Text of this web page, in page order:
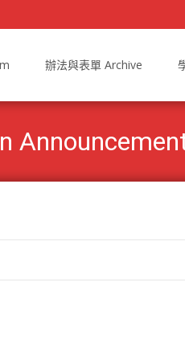
辦法與表單 Archive